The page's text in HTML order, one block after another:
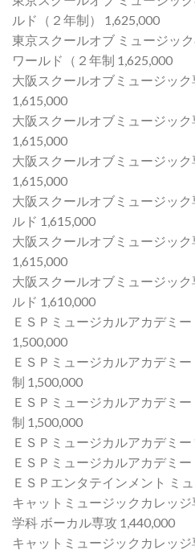
ルド（２年制） 1,625,000
東京スクールオブ ミュージッ
ワールド（２年制 1,625,000
大阪スクールオブミュージッ
1,615,000
大阪スクールオブミュージッ
1,615,000
大阪スクールオブミュージッ
1,615,000
大阪スクールオブミュージッ
ルド 1,615,000
大阪スクールオブミュージッ
1,615,000
大阪スクールオブミュージッ
ルド 1,610,000
ＥＳＰミュージカルアカデミ
1,500,000
ＥＳＰミュージカルアカデミ
制 1,500,000
ＥＳＰミュージカルアカデミ
制 1,500,000
ＥＳＰミュージカルアカデミ
ＥＳＰミュージカルアカデミ
ＥＳＰエンタテインメント ミ
キャットミュージックカレッ
学科 ボーカル専攻 1,440,000
キャットミュージックカレッ